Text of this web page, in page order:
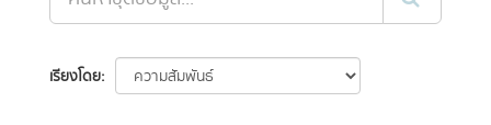
เรียงโดย